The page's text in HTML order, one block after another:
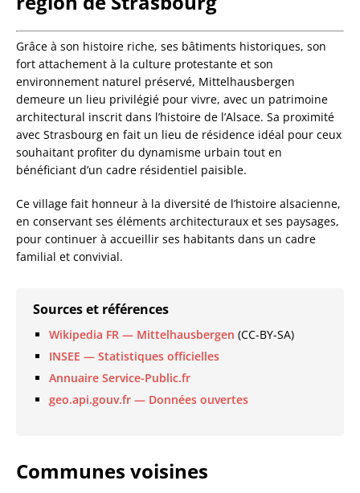
Grâce à son histoire riche, ses bâtiments historiques, son
fort attachement à la culture protestante et son
environnement naturel préservé, Mittelhausbergen
demeure un lieu privilégié pour vivre, avec un patrimoine
architectural inscrit dans l’histoire de l’Alsace. Sa proximité
avec Strasbourg en fait un lieu de résidence idéal pour ceux
souhaitant profiter du dynamisme urbain tout en
bénéficiant d’un cadre résidentiel paisible.
Ce village fait honneur à la diversité de l’histoire alsacienne,
en conservant ses éléments architecturaux et ses paysages,
pour continuer à accueillir ses habitants dans un cadre
familial et convivial.
Sources et références
Wikipedia FR — Mittelhausbergen (CC-BY-SA)
INSEE — Statistiques officielles
Annuaire Service-Public.fr
geo.api.gouv.fr — Données ouvertes
Communes voisines